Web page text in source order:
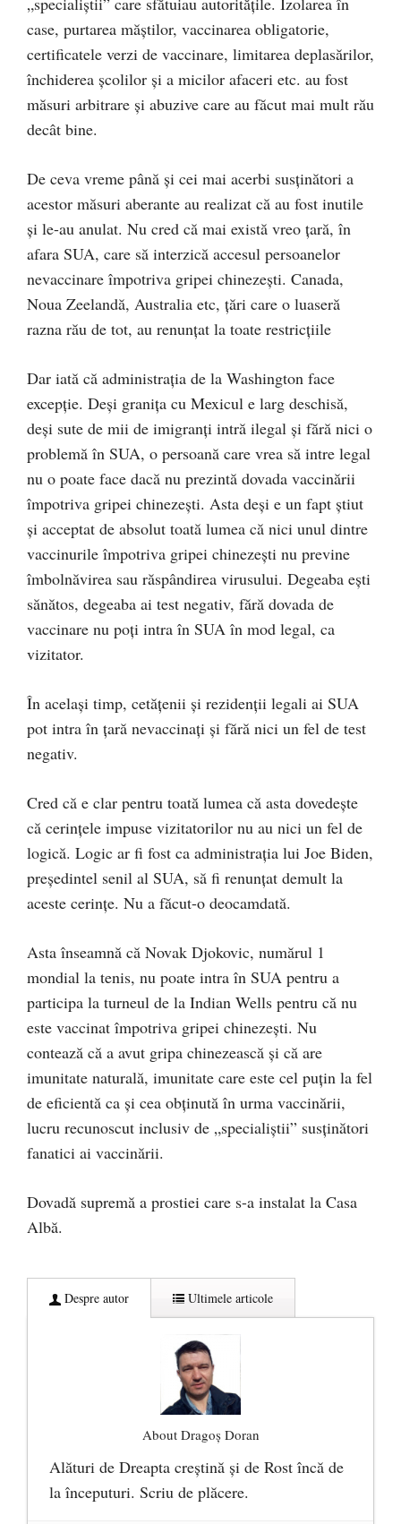
case, purtarea măștilor, vaccinarea obligatorie,
certificatele verzi de vaccinare, limitarea deplasărilor,
închiderea școlilor și a micilor afaceri etc. au fost
măsuri arbitrare și abuzive care au făcut mai mult rău
decât bine.
De ceva vreme până și cei mai acerbi susținători a
acestor măsuri aberante au realizat că au fost inutile
și le-au anulat. Nu cred că mai există vreo țară, în
afara SUA, care să interzică accesul persoanelor
nevaccinare împotriva gripei chinezești. Canada,
Noua Zeelandă, Australia etc, țări care o luaseră
razna rău de tot, au renunțat la toate restricțiile
Dar iată că administrația de la Washington face
excepție. Deși granița cu Mexicul e larg deschisă,
deși sute de mii de imigranți intră ilegal și fără nici o
problemă în SUA, o persoană care vrea să intre legal
nu o poate face dacă nu prezintă dovada vaccinării
împotriva gripei chinezești. Asta deși e un fapt știut
și acceptat de absolut toată lumea că nici unul dintre
vaccinurile împotriva gripei chinezești nu previne
îmbolnăvirea sau răspândirea virusului. Degeaba ești
sănătos, degeaba ai test negativ, fără dovada de
vaccinare nu poți intra în SUA în mod legal, ca
vizitator.
În același timp, cetățenii și rezidenții legali ai SUA
pot intra în țară nevaccinați și fără nici un fel de test
negativ.
Cred că e clar pentru toată lumea că asta dovedește
că cerințele impuse vizitatorilor nu au nici un fel de
logică. Logic ar fi fost ca administrația lui Joe Biden,
președintel senil al SUA, să fi renunțat demult la
aceste cerințe. Nu a făcut-o deocamdată.
Asta înseamnă că Novak Djokovic, numărul 1
mondial la tenis, nu poate intra în SUA pentru a
participa la turneul de la Indian Wells pentru că nu
este vaccinat împotriva gripei chinezești. Nu
contează că a avut gripa chinezească și că are
imunitate naturală, imunitate care este cel puțin la fel
de eficientă ca și cea obținută în urma vaccinării,
lucru recunoscut inclusiv de „specialiștii” susținători
fanatici ai vaccinării.
Dovadă supremă a prostiei care s-a instalat la Casa
Albă.
Despre autor Ultimele articole
About Dragoș Doran
Alături de Dreapta creștină și de Rost încă de
la începuturi. Scriu de plăcere.